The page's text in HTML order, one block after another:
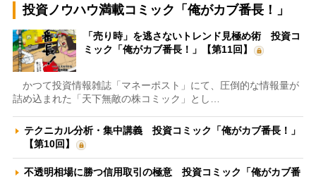
投資ノウハウ満載コミック「俺がカブ番長！」
「売り時」を逃さないトレンド見極め術 投資コ
ミック「俺がカブ番長！」【第11回】
かつて投資情報雑誌「マネーポスト」にて、圧倒的な情報量が
詰め込まれた「天下無敵の株コミック」とし…
テクニカル分析・集中講義 投資コミック「俺がカブ番長！」
【第10回】
不透明相場に勝つ信用取引の極意 投資コミック「俺がカブ番